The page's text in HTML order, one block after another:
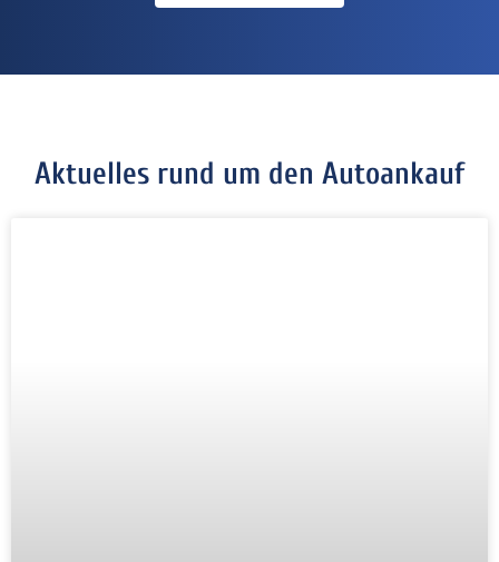
Aktuelles rund um den Autoankauf